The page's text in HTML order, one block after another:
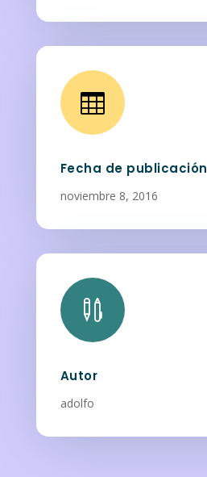

Fecha de publicación
noviembre 8, 2016

Autor
adolfo